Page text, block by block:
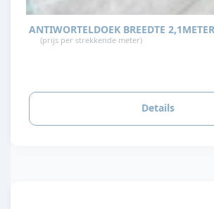
ANTIWORTELDOEK BREEDTE 2,1METER
(prijs per strekkende meter)
Details